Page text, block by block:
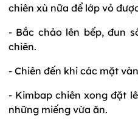
chiên xù nữa để lớp vỏ
- Bắc chảo lên bếp, đun
chiên.
- Chiên đến khi các mặt
- Kimbap chiên xong đặt
những miếng vừa ăn.